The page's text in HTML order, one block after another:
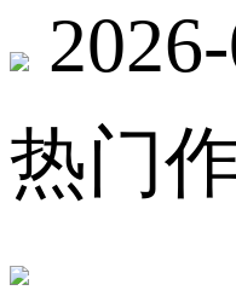
热门